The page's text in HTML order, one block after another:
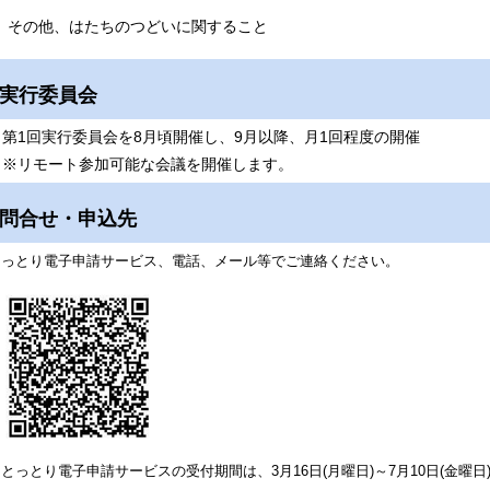
その他、はたちのつどいに関すること
実行委員会
回実行委員会を8月頃開催し、9月以降、月1回程度の開催
モート参加可能な会議を開催します。
問合せ・申込先
とり電子申請サービス、電話、メール等でご連絡ください。
っとり電子申請サービスの受付期間は、3月16日(月曜日)～7月10日(金曜日